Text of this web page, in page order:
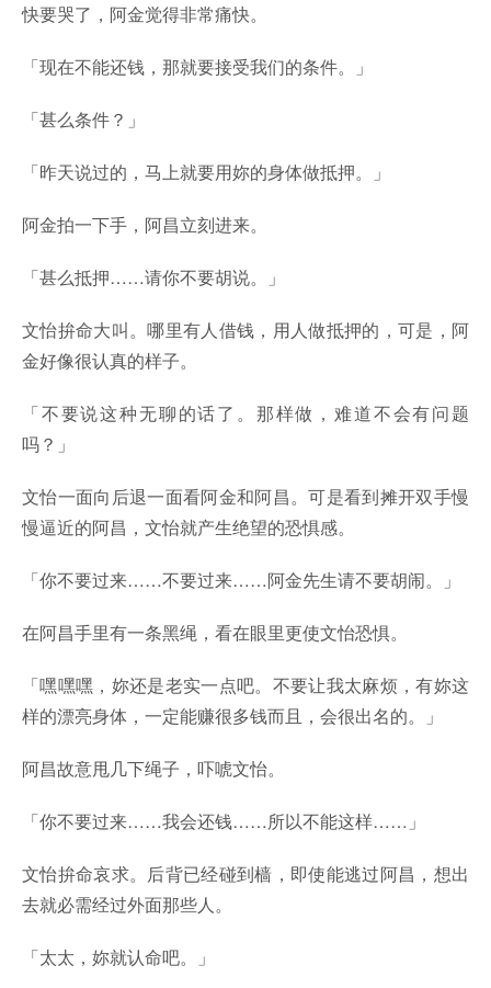
快要哭了，阿金觉得非常痛快。
「现在不能还钱，那就要接受我们的条件。」
「甚么条件？」
「昨天说过的，马上就要用妳的身体做抵押。」
阿金拍一下手，阿昌立刻进来。
「甚么抵押……请你不要胡说。」
文怡拚命大叫。哪里有人借钱，用人做抵押的，可是，阿
金好像很认真的样子。
「不要说这种无聊的话了。那样做，难道不会有问题
吗？」
文怡一面向后退一面看阿金和阿昌。可是看到摊开双手慢
慢逼近的阿昌，文怡就产生绝望的恐惧感。
「你不要过来……不要过来……阿金先生请不要胡闹。」
在阿昌手里有一条黑绳，看在眼里更使文怡恐惧。
「嘿嘿嘿，妳还是老实一点吧。不要让我太麻烦，有妳这
样的漂亮身体，一定能赚很多钱而且，会很出名的。」
阿昌故意甩几下绳子，吓唬文怡。
「你不要过来……我会还钱……所以不能这样……」
文怡拚命哀求。后背已经碰到樯，即使能逃过阿昌，想出
去就必需经过外面那些人。
「太太，妳就认命吧。」